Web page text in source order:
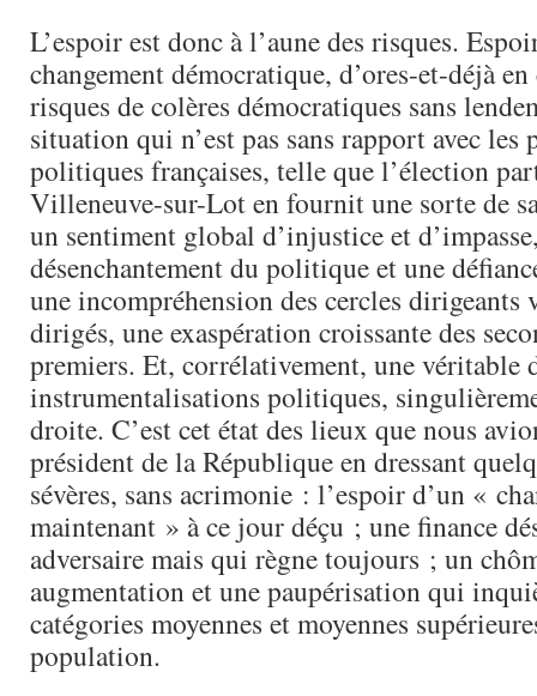
L’espoir est donc à l’aune des risques.
changement démocratique, d’ores-et-déjà
risques de colères démocratiques sans
situation qui n’est pas sans rapport avec les
politiques françaises, telle que l’élection
Villeneuve-sur-Lot en fournit une sorte de
un sentiment global d’injustice et
désenchantement du politique et une
une incompréhension des cercles dirigeants
dirigés, une exaspération croissante des
premiers. Et, corrélativement, une véritable
instrumentalisations politiques,
droite. C’est cet état des lieux que nous
président de la République en dressant
sévères, sans acrimonie : l’espoir d’un «
maintenant » à ce jour déçu ; une finance
adversaire mais qui règne toujours ; un
augmentation et une paupérisation qui
catégories moyennes et moyennes
population.